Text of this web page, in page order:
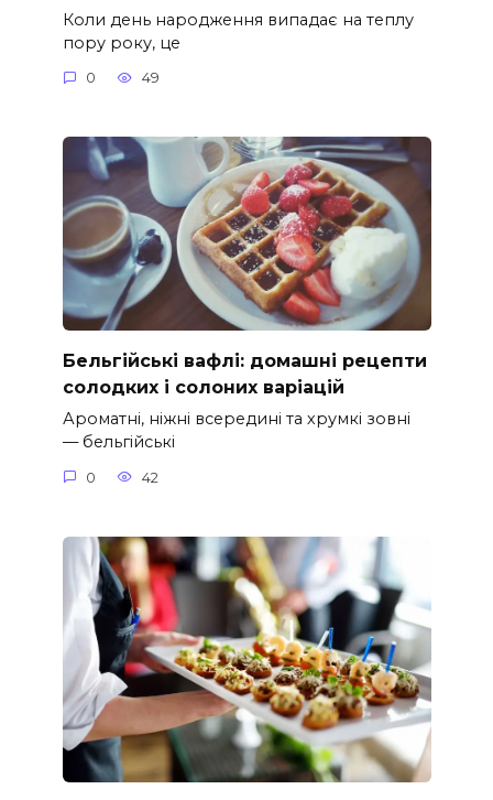
Коли день народження випадає на теплу
пору року, це
0 49
Бельгійські вафлі: домашні рецепти
солодких і солоних варіацій
Ароматні, ніжні всередині та хрумкі зовні
— бельгійські
0 42